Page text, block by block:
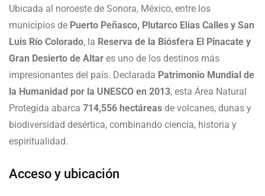
Ubicada al noroeste de Sonora, México, entre los
municipios de Puerto Peñasco, Plutarco Elías Calles y San
Luis Río Colorado, la Reserva de la Biósfera El Pinacate y
Gran Desierto de Altar es uno de los destinos más
impresionantes del país. Declarada Patrimonio Mundial de
la Humanidad por la UNESCO en 2013, esta Área Natural
Protegida abarca 714,556 hectáreas de volcanes, dunas y
biodiversidad desértica, combinando ciencia, historia y
espiritualidad.
Acceso y ubicación